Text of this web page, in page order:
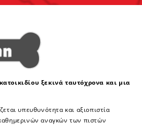
ξεκινά ταυτόχρονα και μια
υπευθυνότητα και αξιοπιστία
αναγκών των πιστών